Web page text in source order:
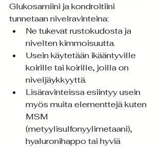
Glukosamiini ja kondroitiini
tunnetaan nivelravinteina:
Ne tukevat rustokudosta ja
nivelten kimmoisuutta.
Usein käytetään ikääntyville
koirille tai koirille, joilla on
niveljäykkyyttä.
Lisäravinteissa esiintyy usein
myös muita elementtejä kuten
MSM
(metyylisulfonyylimetaani),
hyaluronihappo tai hyviä